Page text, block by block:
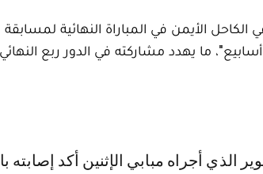
الأيمن في المباراة النهائية
"نحو ثلاثة أسابيع"، ما يهدد مشاركته في الدور ربع